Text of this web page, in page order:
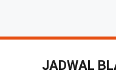
isi
JADWAL